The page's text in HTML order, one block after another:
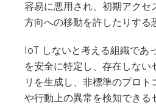
容易に悪用され、初期アクセ
方向への移動を許したりする
IoT しないと考える組織であ
を安全に特定し、存在しない
リを生成し、非標準のプロ
や行動上の異常を検知できる